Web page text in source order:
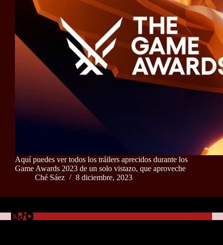
Aquí puedes ver todos los tráilers aprecidos durante los
Game Awards 2023 de un solo vistazo, que aproveche
Ché Sáez
8 diciembre, 2023